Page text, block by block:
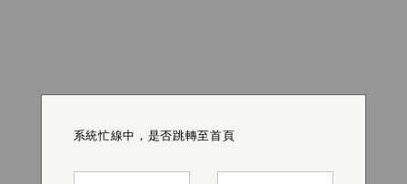
系統忙線中，是否跳轉至首頁
系統忙線中，是否跳轉至首頁
系統忙線中，是否跳轉至首頁
系統忙線中，是否跳轉至首頁
系統忙線中，是否跳轉至首頁